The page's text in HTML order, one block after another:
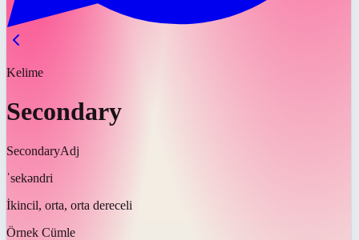
Kelime
Secondary
SecondaryAdj
ˈsekəndri
İkincil, orta, orta dereceli
Örnek Cümle